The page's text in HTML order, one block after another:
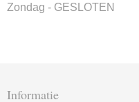
Zondag - GESLOTEN
Informatie